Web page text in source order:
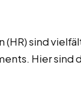
sind
Hier sind